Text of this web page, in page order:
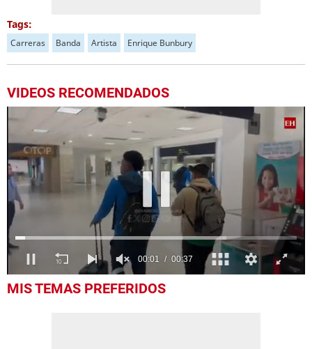
Tags:
Carreras Banda Artista Enrique Bunbury
VIDEOS RECOMENDADOS
seconds
MIS TEMAS PREFERIDOS